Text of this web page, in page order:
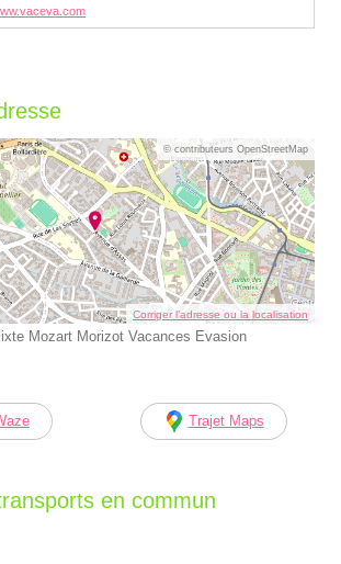
© contributeurs OpenStreetMap
Corriger l’adresse ou la localisation
Mozart Morizot Vacances Evasion
Trajet Maps
en commun